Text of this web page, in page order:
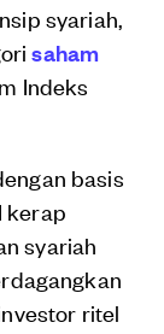
syariah,
saham
Indeks
basis
kerap
syariah
ritel